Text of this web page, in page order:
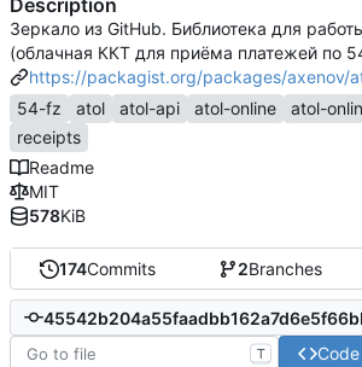
174Commits 2Branches
T Code
Description
Зеркало из GitHub. Библиотека для
(облачная ККТ для приёма платежей по
https://packagist.org/packages/axenov/
54-fz
atol atol-api atol-online atol-
receipts
Readme
MIT
578KiB